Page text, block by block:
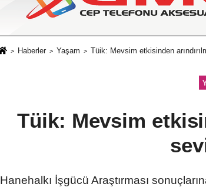
Haberler Yaşam Tüik: Mevsim etkisinden
Tüik: Mevsim
Hanehalkı İşgücü Araştırması